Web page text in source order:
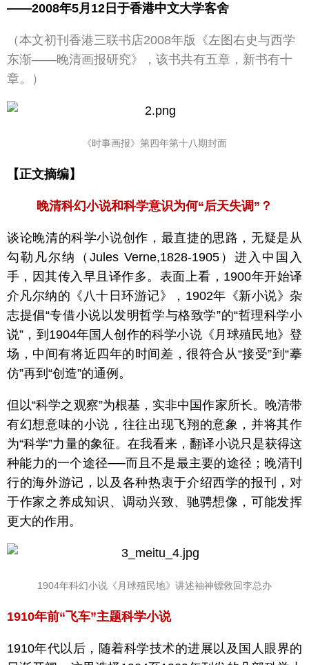
——2008年5月12日于香港中文大学客舍
（本文初刊香港三联书店2008年版《左图右史与西学
东渐——晚清画报研究》，该书共有五章，新书有十
章。）
《时事画报》第四年第十八期封面
【正文摘编】
晚清科幻小说和科学意识为何“后天失调”？
谈论晚清的科学小说创作，最直捷的思路，无疑是从
勾勒凡尔纳（Jules Verne,1828-1905）进入中国入
手，因其传入早且译作多。表面上看，1900年开始译
介凡尔纳的《八十日环游记》，1902年《新小说》杂
志提倡“专借小说以发明哲学与格致学”的“哲理科学小
说”，到1904年国人创作的科学小说《月球殖民地》登
场，中间有将近四年的时间差，很符合从“接受”到“摹
仿”再到“创造”的通例。
但以“科学之观察”为根基，实非中国作家所长。晚清带
有幻想意味的小说，往往出现飞翔的意象，并将其作
为“科学”力量的象征。在我看来，翻译小说只是获得这
种能力的一个途径──而且不是最主要的途径；晚清刊
行的海外游记，以及各种热衷于介绍西学的报刊，对
于作家之养成知识、调动兴致、驰骋想像，可能发挥
更大的作用。
1904年科幻小说《月球殖民地》讲述袖神镖救回李总办
1910年前“飞车”主题科学小说
1910年代以后，随着科学技术的进展以及国人眼界的